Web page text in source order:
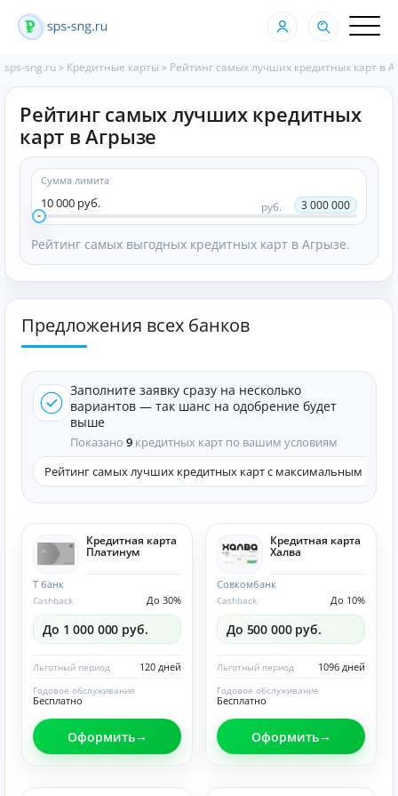
sps-sng.ru » Кредитные карты » Рейтинг самых лучших кредитных карт в
Рейтинг самых лучших кредитных
карт в Агрызе
Сумма лимита
10 000 руб. руб. 3 000 000
Рейтинг самых выгодных кредитных карт в Агрызе.
Предложения всех банков
Заполните заявку сразу на несколько
вариантов — так шанс на одобрение будет
выше
Показано 9 кредитных карт по вашим условиям
Рейтинг самых лучших кредитных карт с максимальным
Кредитная карта
Платинум
Т банк
До 30%
Cashback
До 1 000 000 руб.
120 дней
Льготный период
Бесплатно
Годовое обслуживание
Оформить
Кредитная карта
Халва
Совкомбанк
До 10%
Cashback
До 500 000 руб.
1096 дней
Льготный период
Бесплатно
Годовое обслуживание
Оформить